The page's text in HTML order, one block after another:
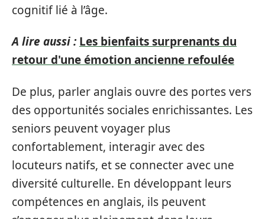
cognitif lié à l’âge.
A lire aussi : Les bienfaits surprenants du
retour d'une émotion ancienne refoulée
De plus, parler anglais ouvre des portes vers
des opportunités sociales enrichissantes. Les
seniors peuvent voyager plus
confortablement, interagir avec des
locuteurs natifs, et se connecter avec une
diversité culturelle. En développant leurs
compétences en anglais, ils peuvent